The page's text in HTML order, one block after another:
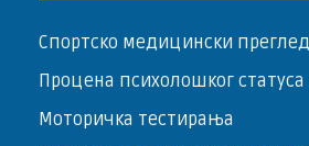
Спортско медицински
Процена психолошког статуса
Моторичка тестирања